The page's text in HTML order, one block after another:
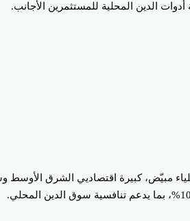
أدوات الدين المحلية للمستثمرين الأجانب.
مبيّض، كبيرة اقتصاديي الشرق الأوسط